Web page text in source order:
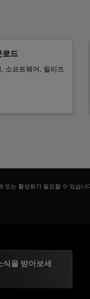
로드
소프트웨어, 릴리즈
또는 활성화가 필요할 수 있습
을 받아보세